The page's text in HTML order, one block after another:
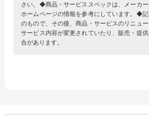
さい。◆商品・サービススペックは、メーカ
ホームページの情報を参考にしています。◆
のもので、その後、商品・サービスのリニュ
サービス内容が変更されていたり、販売・提
合があります。